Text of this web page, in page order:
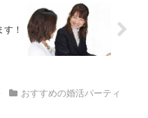
！
おすすめの婚活パーティ